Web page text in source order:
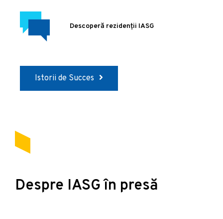
Descoperă rezidenții IASG
Istorii de Succes
Despre IASG în presă